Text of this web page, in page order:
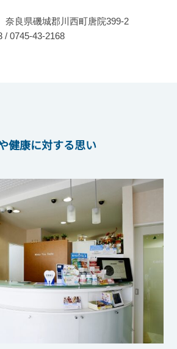
良県磯城郡川西町唐院399-2
/ 0745-43-2168
健康に対する思い